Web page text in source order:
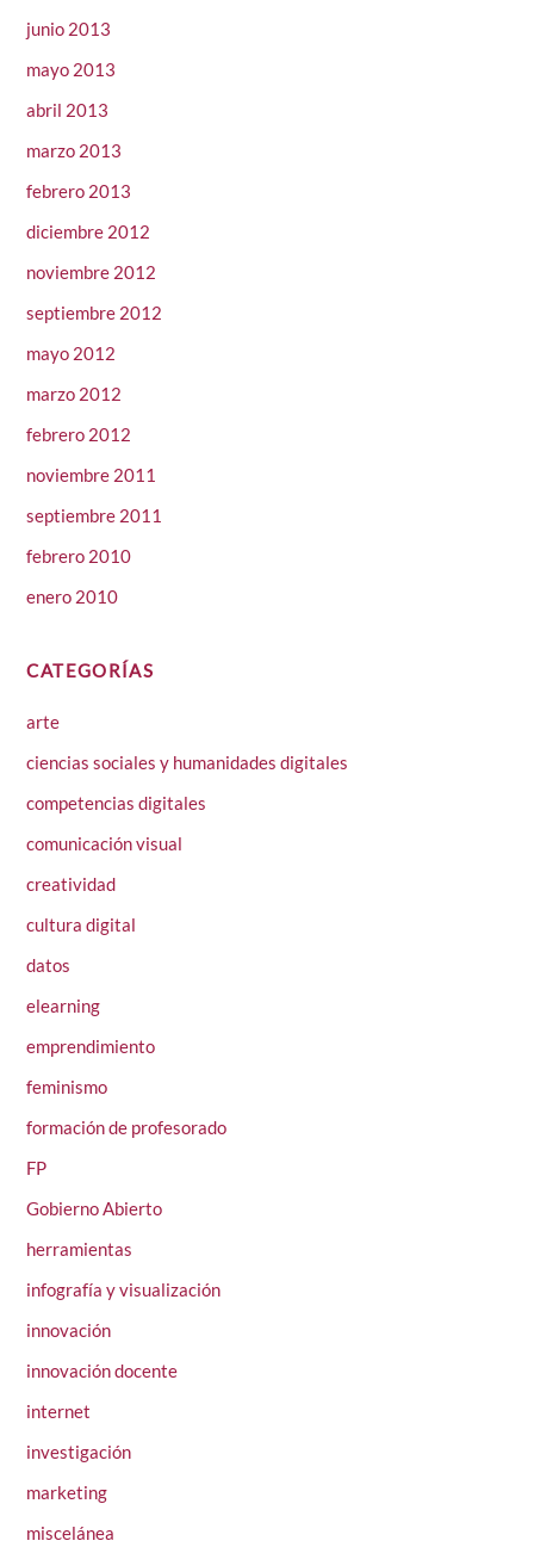
junio 2013
mayo 2013
abril 2013
marzo 2013
febrero 2013
diciembre 2012
noviembre 2012
septiembre 2012
mayo 2012
marzo 2012
febrero 2012
noviembre 2011
septiembre 2011
febrero 2010
enero 2010
CATEGORÍAS
arte
ciencias sociales y humanidades digitales
competencias digitales
comunicación visual
creatividad
cultura digital
datos
elearning
emprendimiento
feminismo
formación de profesorado
FP
Gobierno Abierto
herramientas
infografía y visualización
innovación
innovación docente
internet
investigación
marketing
miscelánea